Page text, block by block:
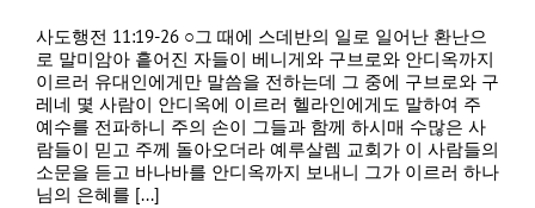
사도행전 11:19-26 ○그 때에 스데반의 일로 일어난 환난으
로 말미암아 흩어진 자들이 베니게와 구브로와 안디옥까지
이르러 유대인에게만 말씀을 전하는데 그 중에 구브로와 구
레네 몇 사람이 안디옥에 이르러 헬라인에게도 말하여 주
예수를 전파하니 주의 손이 그들과 함께 하시매 수많은 사
람들이 믿고 주께 돌아오더라 예루살렘 교회가 이 사람들의
소문을 듣고 바나바를 안디옥까지 보내니 그가 이르러 하나
님의 은혜를 [...]